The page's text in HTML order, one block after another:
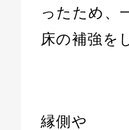
ったため、
床の補強を
縁側や